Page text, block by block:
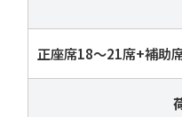
正座席18～21席+補助